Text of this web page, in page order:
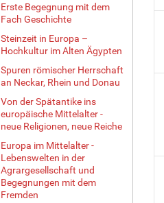
Erste Begegnung mit dem
Fach Geschichte
Steinzeit in Europa –
Hochkultur im Alten Ägypten
Spuren römischer Herrschaft
an Neckar, Rhein und Donau
Von der Spätantike ins
europäische Mittelalter -
neue Religionen, neue Reiche
Europa im Mittelalter -
Lebenswelten in der
Agrargesellschaft und
Begegnungen mit dem
Fremden